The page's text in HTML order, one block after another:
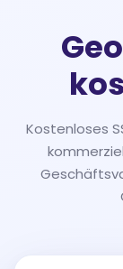
Kostenloses